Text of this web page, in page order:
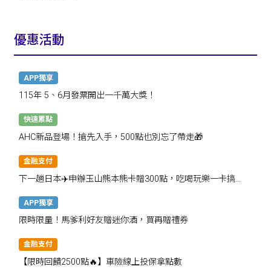
優惠活動
APP獨享
115年 5、6月發票開出一千萬大獎！
快速累點
AHC新品登場！搶先入手，500點也別忘了帶走🎁
金融支付
下一趟日本✈️申辦玉山熊本熊卡贈300點，吃喝玩樂一卡搞
APP獨享
限時限量！馬爹利好友贈迷你酒，買再贈禮券
金融支付
【限時回饋2500點🔥】車險線上投保拿點數